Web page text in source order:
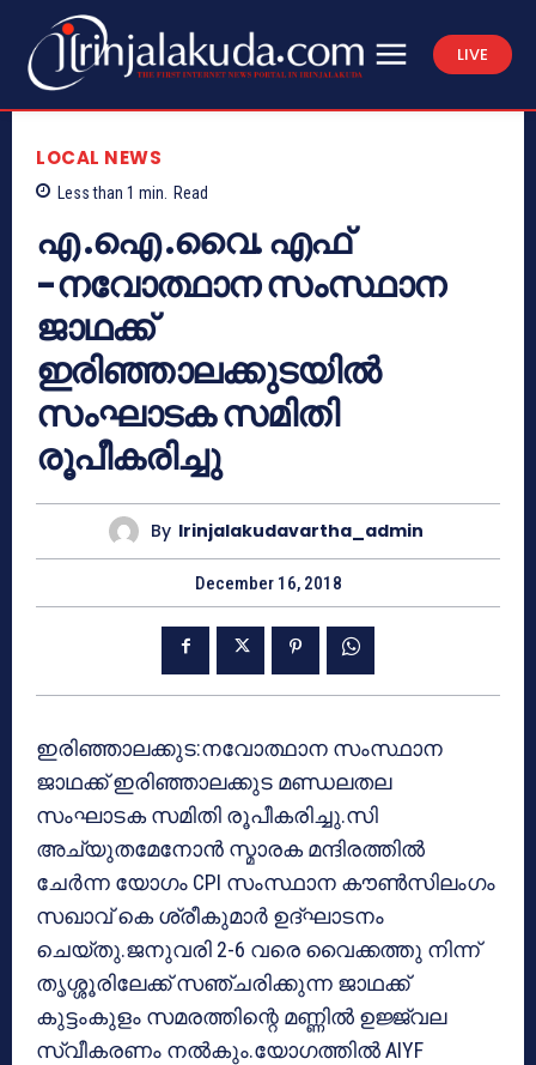
LIVE
LOCAL NEWS
Less than 1 min. Read
എ .ഐ .വൈ. എഫ്
-നവോത്ഥാന സംസ്ഥാന
ജാഥക്ക്
ഇരിഞ്ഞാലക്കുടയില്‍
സംഘാടക സമിതി
രൂപീകരിച്ചു
By Irinjalakudavartha_admin
December 16, 2018
ഇരിഞ്ഞാലക്കുട:നവോത്ഥാന സംസ്ഥാന
ജാഥക്ക് ഇരിഞ്ഞാലക്കുട മണ്ഡലതല
സംഘാടക സമിതി രൂപീകരിച്ചു.സി
അച്യുതമേനോന്‍ സ്മാരക മന്ദിരത്തില്‍
ചേര്‍ന്ന യോഗം CPI സംസ്ഥാന കൗണ്‍സിലംഗം
സഖാവ് കെ ശ്രീകുമാര്‍ ഉദ്ഘാടനം
ചെയ്തു.ജനുവരി 2-6 വരെ വൈക്കത്തു നിന്ന്
തൃശ്ശൂരിലേക്ക് സഞ്ചരിക്കുന്ന ജാഥക്ക്
കുട്ടംകുളം സമരത്തിന്റെ മണ്ണില്‍ ഉജ്ജ്വല
സ്വീകരണം നല്‍കും.യോഗത്തില്‍ AIYF